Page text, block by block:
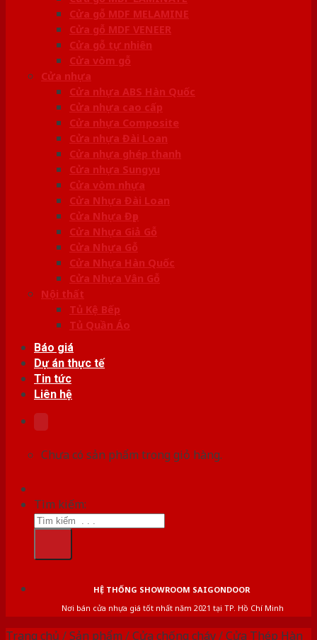
Cửa gỗ MDF MELAMINE
Cửa gỗ MDF VENEER
Cửa gỗ tự nhiên
Cửa vòm gỗ
Cửa nhựa
Cửa nhựa ABS Hàn Quốc
Cửa nhựa cao cấp
Cửa nhựa Composite
Cửa nhựa Đài Loan
Cửa nhựa ghép thanh
Cửa nhựa Sungyu
Cửa vòm nhựa
Cửa Nhựa Đài Loan
Cửa Nhựa Đẹp
Cửa Nhựa Giả Gỗ
Cửa Nhựa Gỗ
Cửa Nhựa Hàn Quốc
Cửa Nhựa Vân Gỗ
Nội thất
Tủ Kệ Bếp
Tủ Quần Áo
Báo giá
Dự án thực tế
Tin tức
Liên hệ
Chưa có sản phẩm trong giỏ hàng.
Tìm kiếm:
HỆ THỐNG SHOWROOM SAIGONDOOR
Nơi bán cửa nhựa giá tốt nhất năm 2021 tại TP. Hồ Chí Minh
Trang chủ /Sản phẩm /Cửa chống cháy/Cửa Thép Hàn